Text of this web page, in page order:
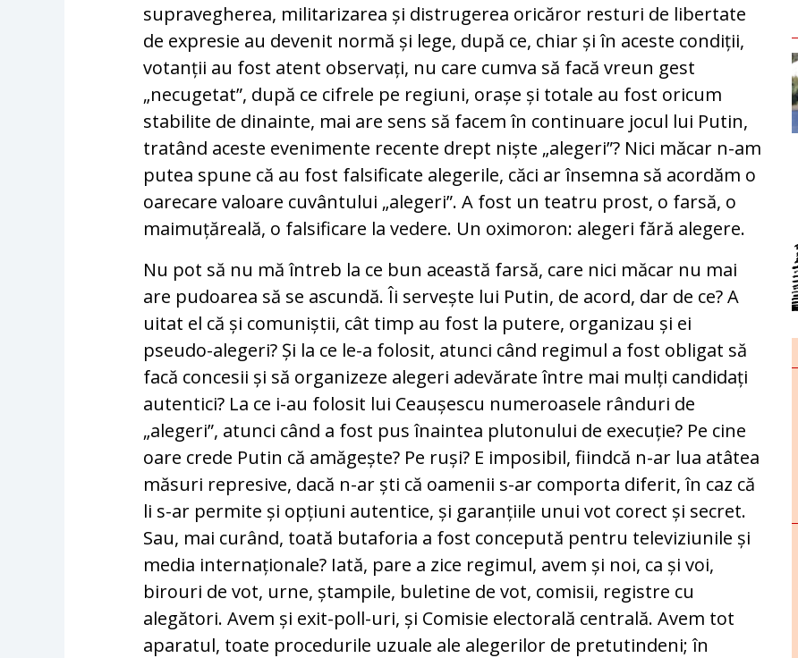
supravegherea, militarizarea și distrugerea oricăror resturi de libertate
de expresie au devenit normă și lege, după ce, chiar și în aceste condiții,
votanții au fost atent observați, nu care cumva să facă vreun gest
„necugetat”, după ce cifrele pe regiuni, orașe și totale au fost oricum
stabilite de dinainte, mai are sens să facem în continuare jocul lui Putin,
tratând aceste evenimente recente drept niște „alegeri”? Nici măcar n-am
putea spune că au fost falsificate alegerile, căci ar însemna să acordăm o
oarecare valoare cuvântului „alegeri”. A fost un teatru prost, o farsă, o
maimuțăreală, o falsificare la vedere. Un oximoron: alegeri fără alegere.
Nu pot să nu mă întreb la ce bun această farsă, care nici măcar nu mai
are pudoarea să se ascundă. Îi servește lui Putin, de acord, dar de ce? A
uitat el că și comuniștii, cât timp au fost la putere, organizau și ei
pseudo-alegeri? Și la ce le-a folosit, atunci când regimul a fost obligat să
facă concesii și să organizeze alegeri adevărate între mai mulți candidați
autentici? La ce i-au folosit lui Ceaușescu numeroasele rânduri de
„alegeri”, atunci când a fost pus înaintea plutonului de execuție? Pe cine
oare crede Putin că amăgește? Pe ruși? E imposibil, fiindcă n-ar lua atâtea
măsuri represive, dacă n-ar ști că oamenii s-ar comporta diferit, în caz că
li s-ar permite și opțiuni autentice, și garanțiile unui vot corect și secret.
Sau, mai curând, toată butaforia a fost concepută pentru televiziunile și
media internaționale? Iată, pare a zice regimul, avem și noi, ca și voi,
birouri de vot, urne, ștampile, buletine de vot, comisii, registre cu
alegători. Avem și exit-poll-uri, și Comisie electorală centrală. Avem tot
aparatul, toate procedurile uzuale ale alegerilor de pretutindeni; în